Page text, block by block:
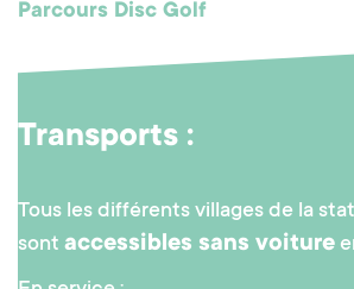
Parcours Disc Golf
Transports :
Tous les différents villages de la
sont accessibles sans voiture